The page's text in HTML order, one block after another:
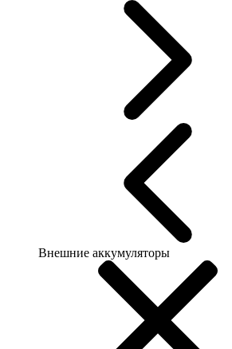
Внешние аккумуляторы